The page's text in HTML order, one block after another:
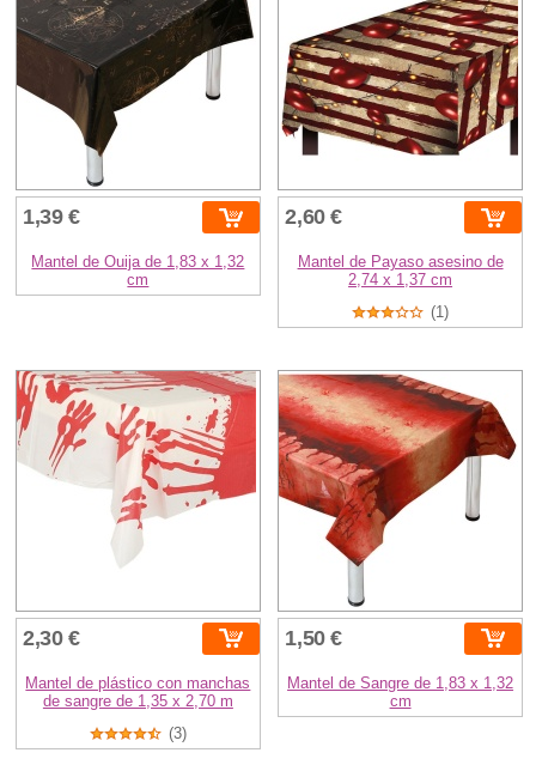
1,39 €
Mantel de Ouija de 1,83 x 1,32
cm
2,60 €
Mantel de Payaso asesino de
2,74 x 1,37 cm
(1)
2,30 €
Mantel de plástico con manchas
de sangre de 1,35 x 2,70 m
(3)
1,50 €
Mantel de Sangre de 1,83 x 1,32
cm